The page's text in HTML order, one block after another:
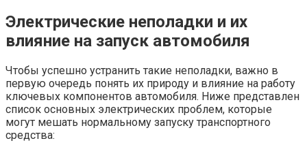
Электрические неполадки и их
влияние на запуск автомобиля
Чтобы успешно устранить такие неполадки, важно в
первую очередь понять их природу и влияние на работу
ключевых компонентов автомобиля. Ниже представлен
список основных электрических проблем, которые
могут мешать нормальному запуску транспортного
средства: